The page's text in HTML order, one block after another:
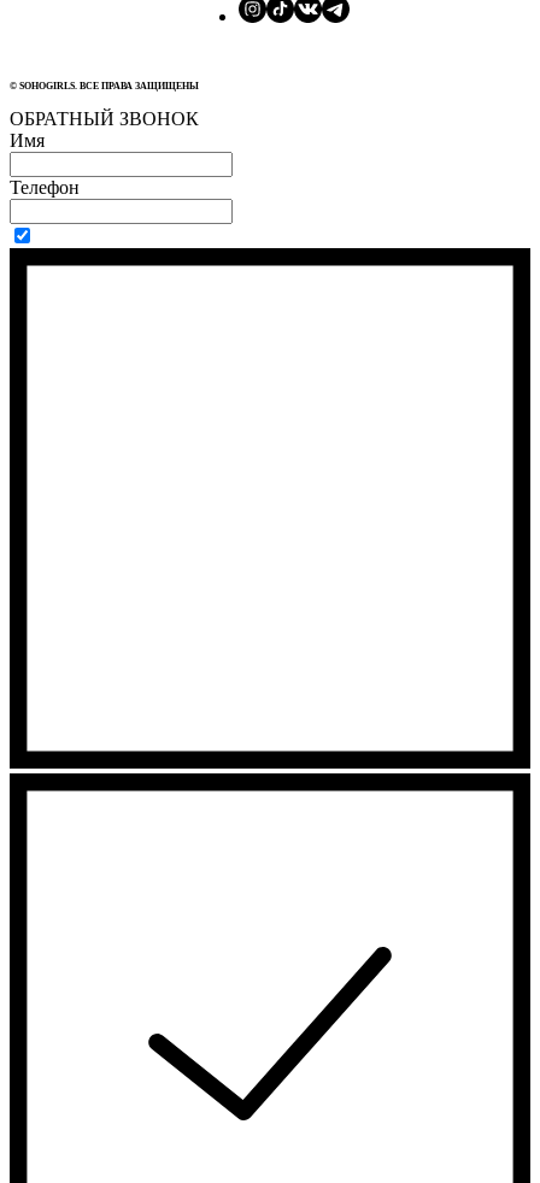
© SOHOGIRLS. ВСЕ ПРАВА ЗАЩИЩЕНЫ
ОБРАТНЫЙ ЗВОНОК
Имя
Телефон